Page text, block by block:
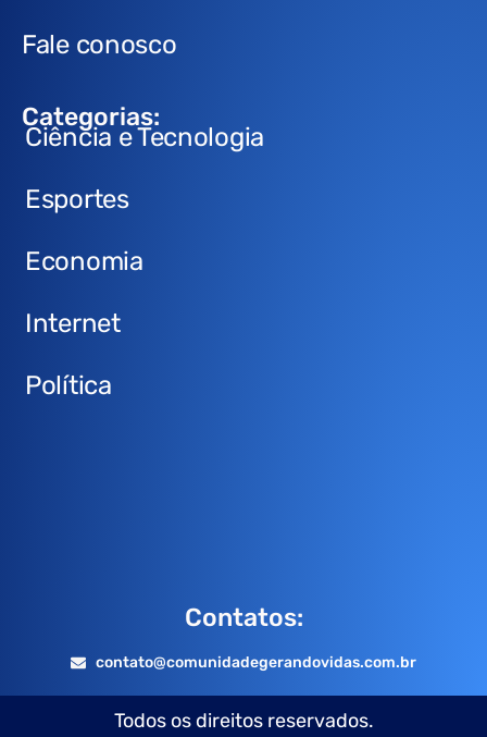
Fale conosco
Categorias:
Ciência e Tecnologia
Esportes
Economia
Internet
Política
Contatos:
contato@comunidadegerandovidas.com.br
Todos os direitos reservados.